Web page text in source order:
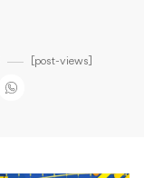
[post-views]